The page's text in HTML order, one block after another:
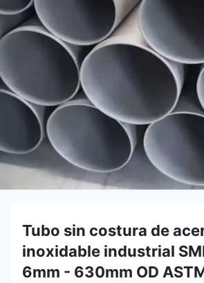
Tubo sin costura de
inoxidable industrial
6mm - 630mm OD